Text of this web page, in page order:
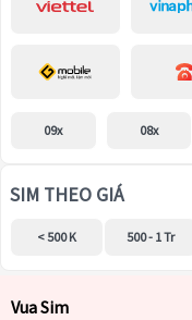
09x 08x
SIM THEO GIÁ
< 500 K 500 - 1 Tr
Vua Sim